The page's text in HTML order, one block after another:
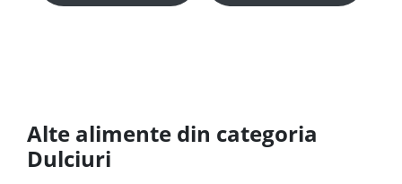
Alte alimente din categoria
Dulciuri